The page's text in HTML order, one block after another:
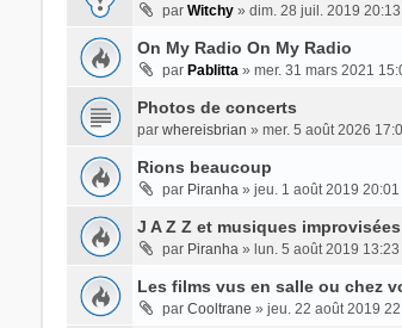
par Witchy» dim. 28 juil. 2019
On My Radio On My Radio
par Pablitta» mer. 31 mars 2021
Photos de concerts
par whereisbrian » mer. 5 août 2026
Rions beaucoup
par Piranha» jeu. 1 août 2019 20:01
J A Z Z et musiques
par Piranha» lun. 5 août 2019 13:23
Les films vus en salle ou chez
par Cooltrane » jeu. 22 août 2019